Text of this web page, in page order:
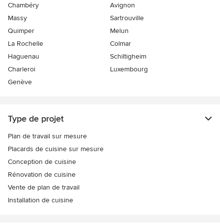
Chambéry
Avignon
Massy
Sartrouville
Quimper
Melun
La Rochelle
Colmar
Haguenau
Schiltigheim
Charleroi
Luxembourg
Genève
Type de projet
Plan de travail sur mesure
Placards de cuisine sur mesure
Conception de cuisine
Rénovation de cuisine
Vente de plan de travail
Installation de cuisine